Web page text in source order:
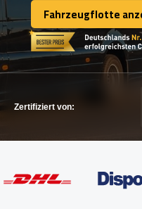
KONTAKTIEREN SIE
KONTAKTIEREN SIE
Fahrzeugflotte
Fahrzeugflotte
Zertifiziert von: